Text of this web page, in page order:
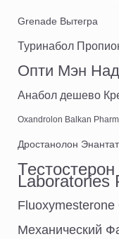
Grenade Вытегра
Туринабол
Опти Мэн
Анабол дешево
Oxandrolon Balkan
Дростанолон
Laboratories
Fluoxymesterone
Механический